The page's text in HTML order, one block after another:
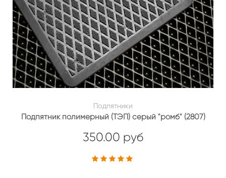
Подпятники
Подпятник полимерный (ТЭП) серый "ромб" (2807)
350.00 руб